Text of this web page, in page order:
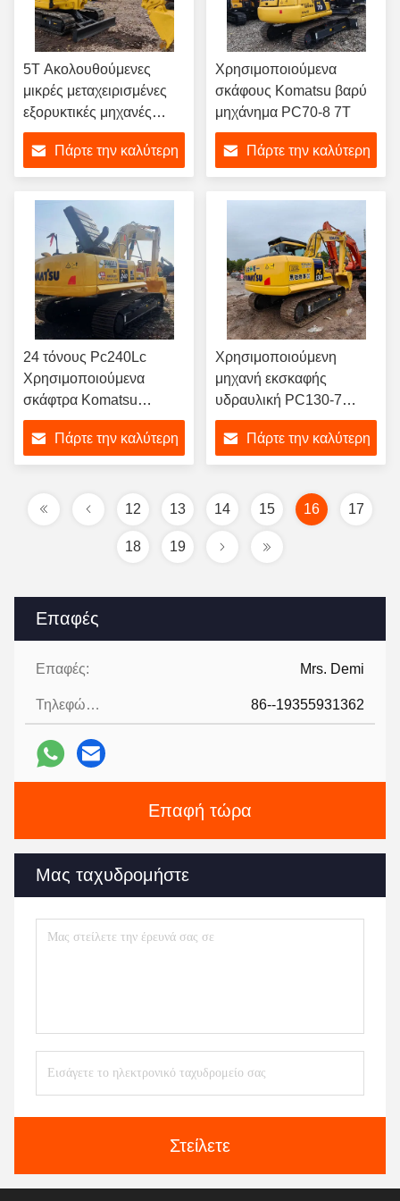
Επαφές
Επαφές: Mrs. Demi
Τηλεφώνημα: 86--19355931362
Επαφή τώρα
Μας ταχυδρομήστε
Στείλετε
5T Ακολουθούμενες
μικρές μεταχειρισμένες
εξορυκτικές μηχανές
Komatsu PC56-7
Υδραυλικός
αναπαραγωγός
Πάρτε την καλύτερη
Χρησιμοποιούμενα
σκάφους Komatsu βαρύ
μηχάνημα PC70-8 7T
Πάρτε την καλύτερη
24 τόνους Pc240Lc
Χρησιμοποιούμενα
σκάφτρα Komatsu
εξοπλισμός σκάφους
Πάρτε την καλύτερη
Χρησιμοποιούμενη
μηχανή εκσκαφής
υδραυλική PC130-7
Komatsu 13T εκσκαφέας
Πάρτε την καλύτερη
12 13 14 15 16 17
18 19